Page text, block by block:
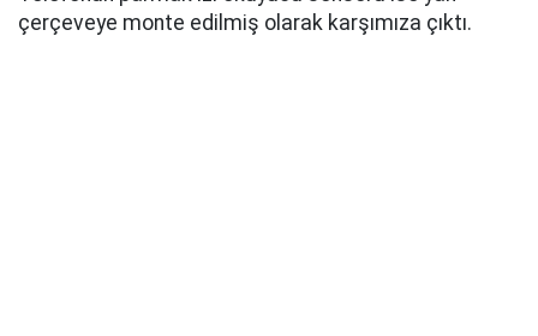
çerçeveye monte edilmiş olarak karşımıza çıktı.